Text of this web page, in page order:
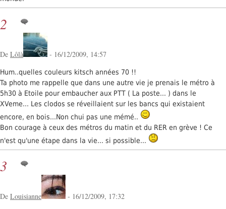
2
De Lôlà - 16/12/2009, 14:57
Hum..quelles couleurs kitsch années 70 !!
Ta photo me rappelle que dans une autre vie je prenais le métro à
5h30 à Etoile pour embaucher aux PTT ( La poste... ) dans le
XVeme... Les clodos se réveillaient sur les bancs qui existaient
encore, en bois...Non chui pas une mémé..
Bon courage à ceux des métros du matin et du RER en grève ! Ce
n'est qu'une étape dans la vie... si possible...
3
De Louisianne - 16/12/2009, 17:32